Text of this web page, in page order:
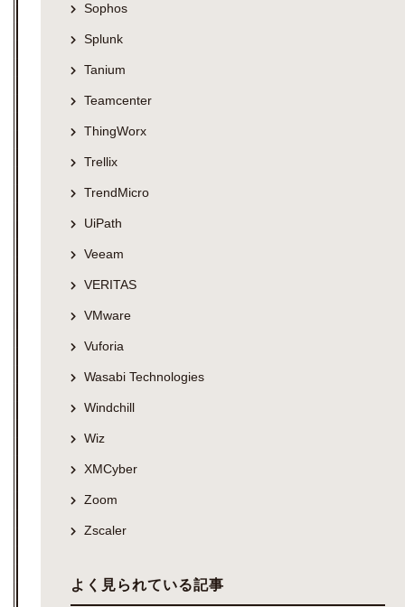
Sophos
Splunk
Tanium
Teamcenter
ThingWorx
Trellix
TrendMicro
UiPath
Veeam
VERITAS
VMware
Vuforia
Wasabi Technologies
Windchill
Wiz
XMCyber
Zoom
Zscaler
よく見られている記事